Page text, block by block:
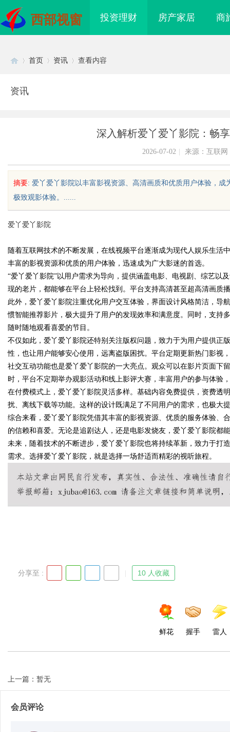
西部视窗 投资理财 房产家居 商
uz
!
首页 资讯 查看内容
资讯
深入解析爱丫爱丫影院：畅
2026-07-02 来源：互联网
摘要: 爱丫爱丫影院以丰富影视资源、高清画质和优质用户体验，
极致观影体验。......
爱丫爱丫影院
随着互联网技术的不断发展，在线视频平台逐渐成为现代人娱乐生活
丰富的影视资源和优质的用户体验，迅速成为广大影迷的首选。
“爱丫爱丫影院”以用户需求为导向，提供涵盖电影、电视剧、综艺以
现的老片，都能够在平台上轻松找到。平台支持高清甚至超高清画质
此外，爱丫爱丫影院注重优化用户交互体验，界面设计风格简洁，导
惯智能推荐影片，极大提升了用户的发现效率和满意度。同时，支持
随时随地观看喜爱的节目。
不仅如此，爱丫爱丫影院还特别关注版权问题，致力于为用户提供正
性，也让用户能够安心使用，远离盗版困扰。平台定期更新热门影视
社交互动功能也是爱丫爱丫影院的一大亮点。观众可以在影片页面下
时，平台不定期举办观影活动和线上影评大赛，丰富用户的参与体验
在付费模式上，爱丫爱丫影院灵活多样。基础内容免费提供，资费透
扰、离线下载等功能。这样的设计既满足了不同用户的需求，也极大
综合来看，爱丫爱丫影院凭借其丰富的影视资源、优质的服务体验、
的信赖和喜爱。无论是追剧达人，还是电影发烧友，爱丫爱丫影院都
未来，随着技术的不断进步，爱丫爱丫影院也将持续革新，致力于打
需求。选择爱丫爱丫影院，就是选择一场舒适而精彩的视听旅程。
分享至 : 10 人收藏
鲜花 握手 雷人
上一篇：暂无
会员评论
发布网的作用与优
息交流平台 发体系全解析